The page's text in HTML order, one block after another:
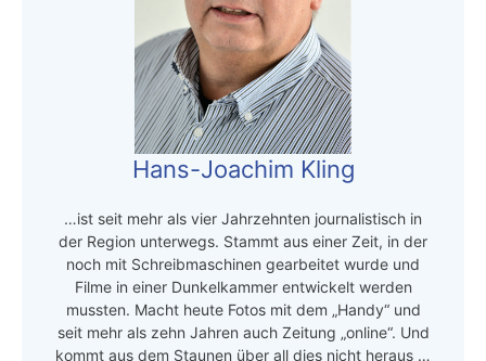
Hans-Joachim Kling
…ist seit mehr als vier Jahrzehnten journalistisch in
der Region unterwegs. Stammt aus einer Zeit, in der
noch mit Schreibmaschinen gearbeitet wurde und
Filme in einer Dunkelkammer entwickelt werden
mussten. Macht heute Fotos mit dem „Handy“ und
seit mehr als zehn Jahren auch Zeitung „online“. Und
kommt aus dem Staunen über all dies nicht heraus …